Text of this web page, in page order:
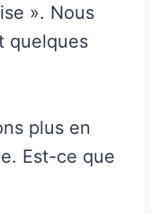
». Nous
quelques
plus en
Est-ce que